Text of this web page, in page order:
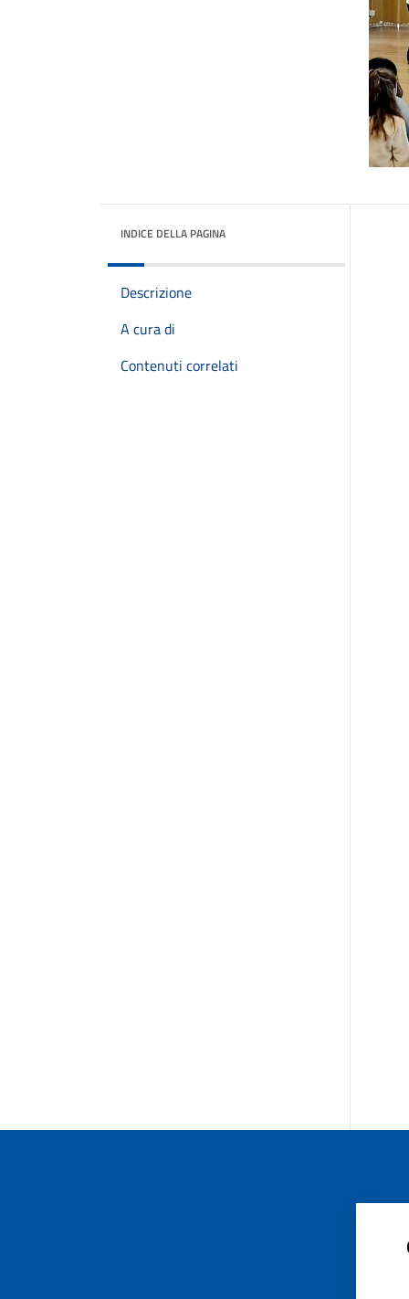
INDICE DELLA PAGINA
Descrizione
A cura di
Contenuti correlati